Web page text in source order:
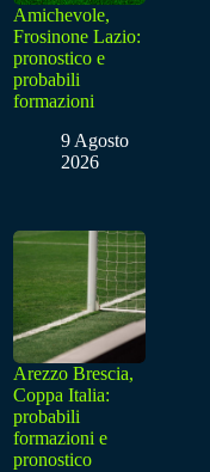
Amichevole,
Frosinone Lazio:
pronostico e
probabili
formazioni
9 Agosto
2026
Arezzo Brescia,
Coppa Italia:
probabili
formazioni e
pronostico